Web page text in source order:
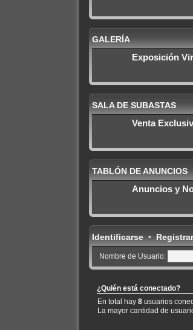
GALERÍA
Exposición
SALA DE SUBASTAS
Venta
TABLÓN DE ANUNCIOS
Anuncios y
Identificarse•
Nombre de Usuario:
¿Quién está conectado?
En total hay 8usuarios
La mayor cantidad de